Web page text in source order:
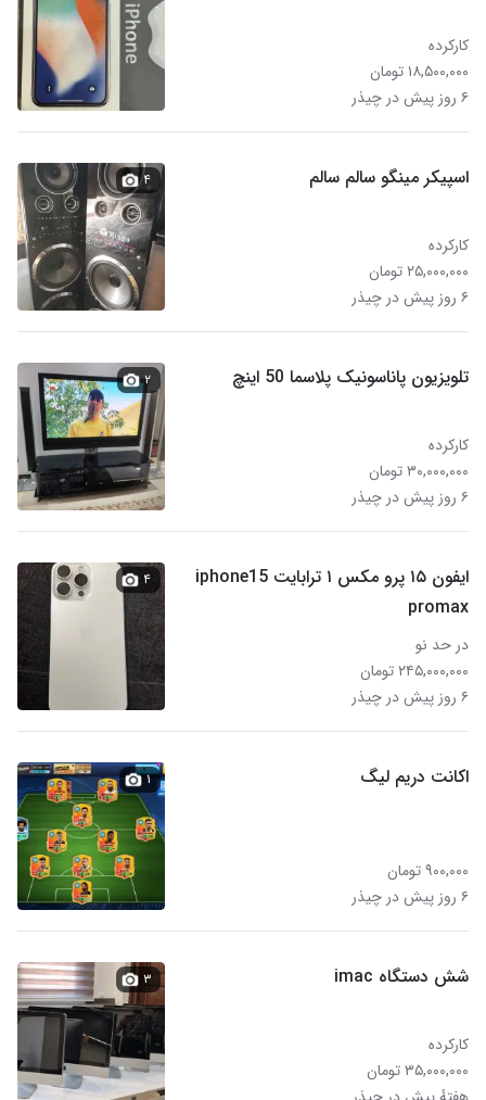
کارکرده
۱۸,۵۰۰,۰۰۰ تومان
۶ روز پیش در چیذر
اسپیکر مینگو سالم سالم
کارکرده
۲۵,۰۰۰,۰۰۰ تومان
۶ روز پیش در چیذر
۴
تلویزیون پاناسونیک پلاسما 50 اینچ
کارکرده
۳۰,۰۰۰,۰۰۰ تومان
۶ روز پیش در چیذر
۲
ایفون ۱۵ پرو مکس ۱ ترابایت iphone15
promax
در حد نو
۲۴۵,۰۰۰,۰۰۰ تومان
۶ روز پیش در چیذر
۴
اکانت دریم لیگ
۹۰۰,۰۰۰ تومان
۶ روز پیش در چیذر
۱
شش دستگاه imac
کارکرده
۳۵,۰۰۰,۰۰۰ تومان
۳